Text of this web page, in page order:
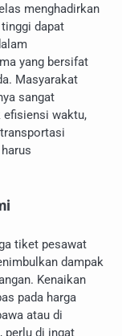
menghadirkan
dapat
yang bersifat
Masyarakat
sangat
efisiensi waktu,
tiket pesawat
dampak
Kenaikan
pada harga
atau di
perlu di ingat